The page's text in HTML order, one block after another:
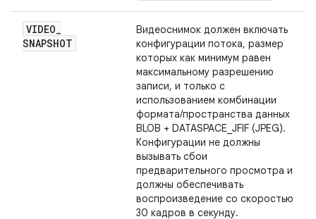
VIDEO_
SNAPSHOT
Видеоснимок должен включать
конфигурации потока, размер
которых как минимум равен
максимальному разрешению
записи, и только с
использованием комбинации
формата/пространства данных
BLOB + DATASPACE_JFIF (JPEG).
Конфигурации не должны
вызывать сбои
предварительного просмотра и
должны обеспечивать
воспроизведение со скоростью
30 кадров в секунду.